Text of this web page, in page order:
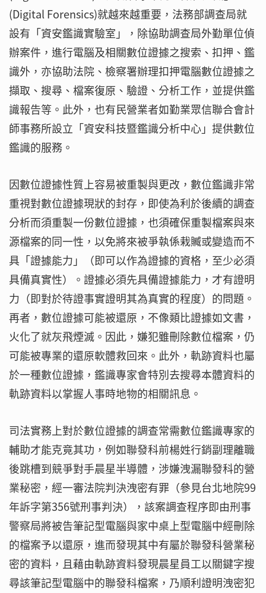
(Digital Forensics)就越來越重要，法務部調查局就
設有「資安鑑識實驗室」，除協助調查局外勤單位偵
辦案件，進行電腦及相關數位證據之搜索、扣押、鑑
識外，亦協助法院、檢察署辦理扣押電腦數位證據之
擷取、搜尋、檔案復原、驗證、分析工作，並提供鑑
識報告等。此外，也有民營業者如勤業眾信聯合會計
師事務所設立「資安科技暨鑑識分析中心」提供數位
鑑識的服務。
因數位證據性質上容易被重製與更改，數位鑑識非常
重視對數位證據現狀的封存，即使為利於後續的調查
分析而須重製一份數位證據，也須確保重製檔案與來
源檔案的同一性，以免將來被爭執係栽贓或變造而不
具「證據能力」（即可以作為證據的資格，至少必須
具備真實性）。證據必須先具備證據能力，才有證明
力（即對於待證事實證明其為真實的程度）的問題。
再者，數位證據可能被還原，不像類比證據如文書，
火化了就灰飛煙滅。因此，嫌犯雖刪除數位檔案，仍
可能被專業的還原軟體救回來。此外，軌跡資料也屬
於一種數位證據，鑑識專家會特別去搜尋本體資料的
軌跡資料以掌握人事時地物的相關訊息。
司法實務上對於數位證據的調查常需數位鑑識專家的
輔助才能克竟其功，例如聯發科前楊姓行銷副理離職
後跳槽到競爭對手晨星半導體，涉嫌洩漏聯發科的營
業秘密，經一審法院判決洩密有罪（參見台北地院99
年訴字第356號刑事判決），該案調查程序即由刑事
警察局將被告筆記型電腦與家中桌上型電腦中經刪除
的檔案予以還原，進而發現其中有屬於聯發科營業秘
密的資料，且藉由軌跡資料發現晨星員工以關鍵字搜
尋該筆記型電腦中的聯發科檔案，乃順利證明洩密犯